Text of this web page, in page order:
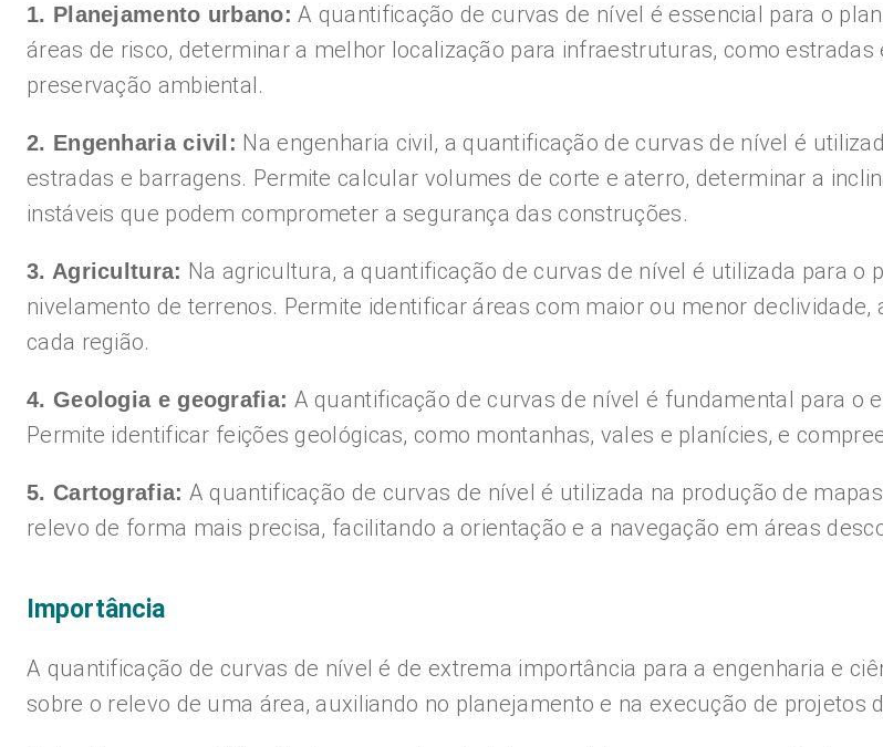
1. Planejamento urbano: A quantificação de curvas de nível é essencial para o
áreas de risco, determinar a melhor localização para infraestruturas, como
preservação ambiental.
2. Engenharia civil: Na engenharia civil, a quantificação de curvas de nível é
estradas e barragens. Permite calcular volumes de corte e aterro, determinar a
instáveis que podem comprometer a segurança das construções.
3. Agricultura: Na agricultura, a quantificação de curvas de nível é utilizada para o
nivelamento de terrenos. Permite identificar áreas com maior ou menor
cada região.
4. Geologia e geografia: A quantificação de curvas de nível é fundamental para o
Permite identificar feições geológicas, como montanhas, vales e planícies, e
5. Cartografia: A quantificação de curvas de nível é utilizada na produção de
relevo de forma mais precisa, facilitando a orientação e a navegação em áreas
Importância
A quantificação de curvas de nível é de extrema importância para a engenharia e
sobre o relevo de uma área, auxiliando no planejamento e na execução de projetos